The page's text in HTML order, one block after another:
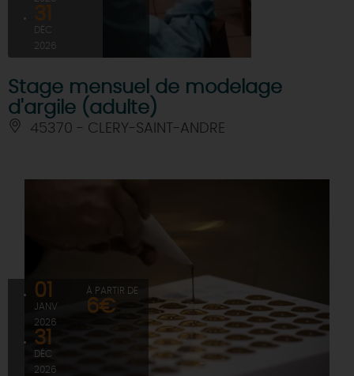
31
DÉC
2026
Stage mensuel de modelage
d'argile (adulte)
45370 - CLERY-SAINT-ANDRE
01
JANV
2026
31
DÉC
2026
À PARTIR DE
6€